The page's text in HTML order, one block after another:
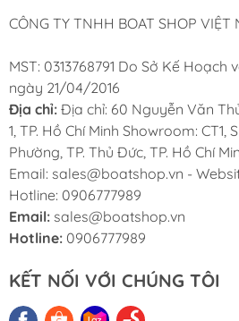
CÔNG TY TNHH BOAT SHOP VIỆT
MST: 0313768791 Do Sở Kế Hoạch
ngày 21/04/2016
Địa chỉ: Địa chỉ: 60 Nguyễn Văn
1, TP. Hồ Chí Minh Showroom: CT1,
Phường, TP. Thủ Đức, TP. Hồ Chí
Email: sales@boatshop.vn -
Hotline: 0906777989
Email: sales@boatshop.vn
Hotline: 0906777989
KẾT NỐI VỚI CHÚNG TÔI